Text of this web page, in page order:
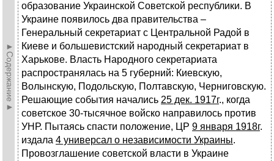
►Содержание►
образование Украинской Советской республики. В
Украине появилось два правительства –
Генеральный секретариат с Центральной Радой в
Киеве и большевистский народный секретариат в
Харькове. Власть Народного секретариата
распространялась на 5 губерний: Киевскую,
Волынскую, Подольскую, Полтавскую, Черниговскую.
Решающие события начались 25 дек. 1917г., когда
советское 30-тысячное войско направилось против
УНР. Пытаясь спасти положение, ЦР 9 января 1918г.
издала 4 универсал о независимости Украины.
Провозглашение советской власти в Украине